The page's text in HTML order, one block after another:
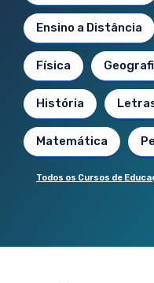
Ensino a Distância
Física
História
Matemática
Todos os Cursos de